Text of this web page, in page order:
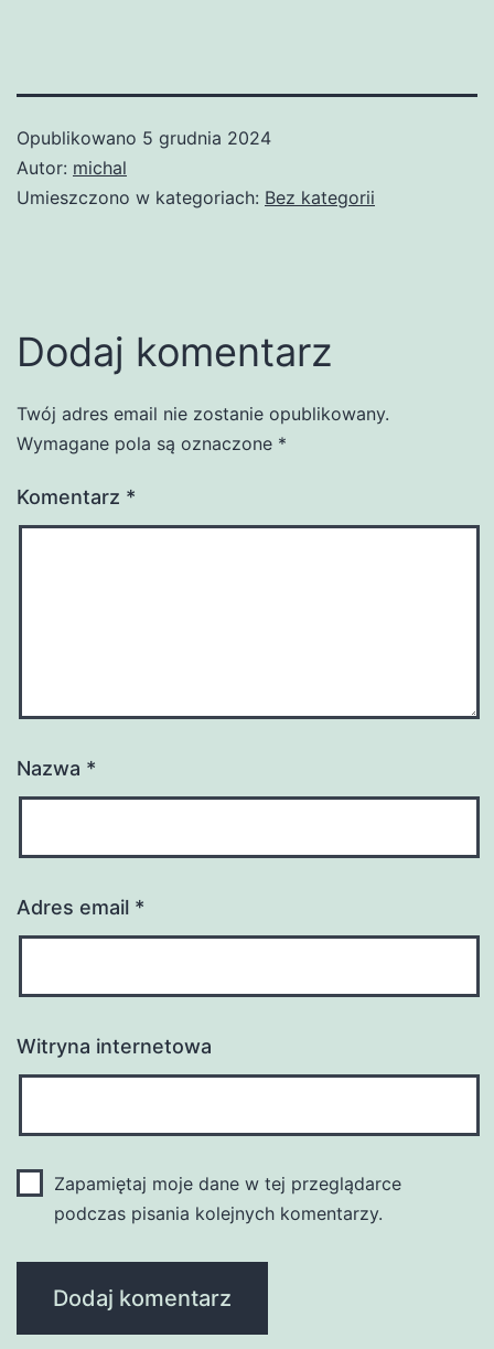
Opublikowano 5 grudnia 2024
Autor: michal
Umieszczono w kategoriach: Bez kategorii
Dodaj komentarz
Twój adres email nie zostanie opublikowany.
Wymagane pola są oznaczone *
Komentarz *
Nazwa *
Adres email *
Witryna internetowa
Zapamiętaj moje dane w tej przeglądarce
podczas pisania kolejnych komentarzy.